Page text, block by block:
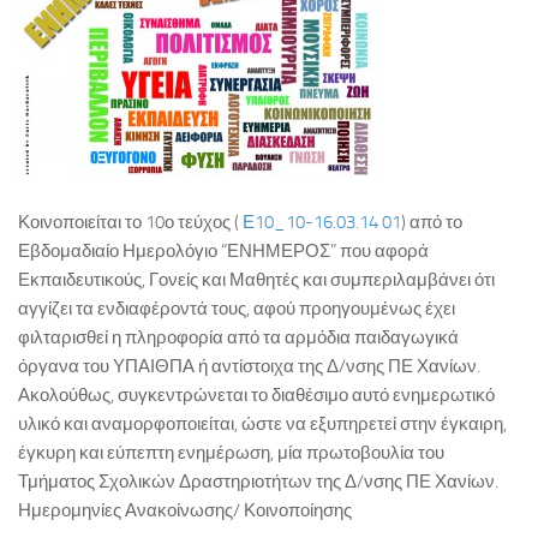
ΚΕ.ΣΥ.Π. Χανίων
ΓΡΑ.Σ.Ε.Π. Κολυμβαρίου
Εθνικό Δίκτυο Αγωγής Υγείας ΜΑΘΑΙΝΩ ΓΙΑ ΤΗ ΖΩΗ
Επιληψία/ Πρώτες Βοήθειες στο Σχολείο
Πολυθεματικό Δίκτυο Περιβαλλοντικής Αγωγής
Προστασία από Υψηλή Ατμοσφαιρική Ρύπανση
ΚΠΕ Βάμου
ΚΠΕ Ανωγείων
ΚΠΕ Αρχανών
ΚΠΕ Ιεράπετρας
Μεσογειακό Αγρονομικό Ινστιτούτο Χανίων
Μουσείο Φυσικής Ιστορίας Κρήτης
Κοινοποιείται το 10ο τεύχος ( Ε10_10-16.03.14 01) από το
Εβδομαδιαίο Ημερολόγιο “ΕΝΗΜΕΡΟΣ” που αφορά
Εκπαιδευτικούς, Γονείς και Μαθητές και συμπεριλαμβάνει ότι
αγγίζει τα ενδιαφέροντά τους, αφού προηγουμένως έχει
φιλταρισθεί η πληροφορία από τα αρμόδια παιδαγωγικά
όργανα του ΥΠΑΙΘΠΑ ή αντίστοιχα της Δ/νσης ΠΕ Χανίων.
Ακολούθως, συγκεντρώνεται το διαθέσιμο αυτό ενημερωτικό
υλικό και αναμορφοποιείται, ώστε να εξυπηρετεί στην έγκαιρη,
έγκυρη και εύπεπτη ενημέρωση, μία πρωτοβουλία του
Τμήματος Σχολικών Δραστηριοτήτων της Δ/νσης ΠΕ Χανίων.
Ημερομηνίες Ανακοίνωσης/ Κοινοποίησης